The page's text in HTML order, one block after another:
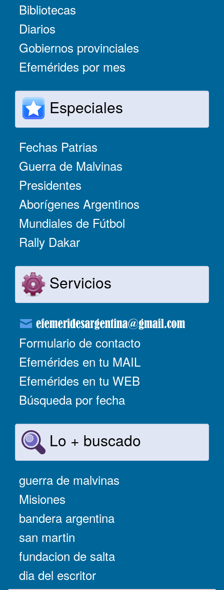
Bibliotecas
Diarios
Gobiernos provinciales
Efemérides por mes
Especiales
Fechas Patrias
Guerra de Malvinas
Presidentes
Aborígenes Argentinos
Mundiales de Fútbol
Rally Dakar
Servicios
Formulario de contacto
Efemérides en tu MAIL
Efemérides en tu WEB
Búsqueda por fecha
Lo + buscado
guerra de malvinas
Misiones
bandera argentina
san martin
fundacion de salta
dia del escritor